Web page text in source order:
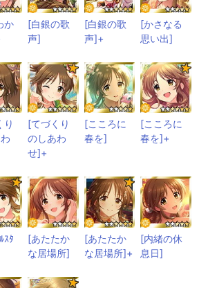
か
[白銀の歌
声]
[白銀の歌
声]+
[かさなる
思い出]
り
[てづくり
のしあわ
せ]+
[こころに
春を]
[こころに
春を]+
ｽﾀ
[あたたか
な居場所]
[あたたか
な居場所]+
[内緒の休
息日]